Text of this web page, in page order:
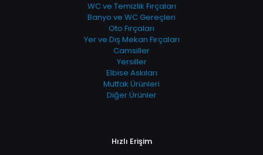
WC ve Temizlik Fırçaları
Banyo ve WC Gereçleri
Oto Fırçaları
Yer ve Dış Mekan Fırçaları
Camsiller
Yersiller
Elbise Askıları
Mutfak Ürünleri
Diğer Ürünler
Hızlı Erişim